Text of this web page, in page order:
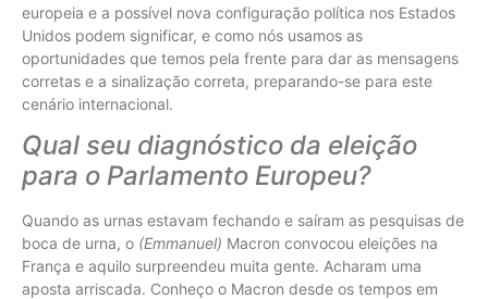
europeia e a possível nova configuração política nos Estados
Unidos podem significar, e como nós usamos as
oportunidades que temos pela frente para dar as mensagens
corretas e a sinalização correta, preparando-se para este
cenário internacional.
Qual seu diagnóstico da eleição
para o Parlamento Europeu?
Quando as urnas estavam fechando e saíram as pesquisas de
boca de urna, o (Emmanuel) Macron convocou eleições na
França e aquilo surpreendeu muita gente. Acharam uma
aposta arriscada. Conheço o Macron desde os tempos em